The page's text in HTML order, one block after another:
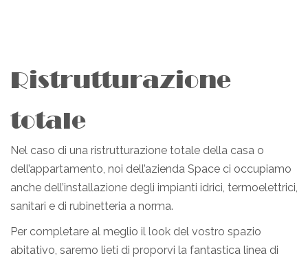
Ristrutturazione
totale
Nel caso di una ristrutturazione totale della casa o
dell’appartamento, noi dell’azienda Space ci occupiamo
anche dell’installazione degli impianti idrici, termoelettrici,
sanitari e di rubinetteria a norma.
Per completare al meglio il look del vostro spazio
abitativo, saremo lieti di proporvi la fantastica linea di